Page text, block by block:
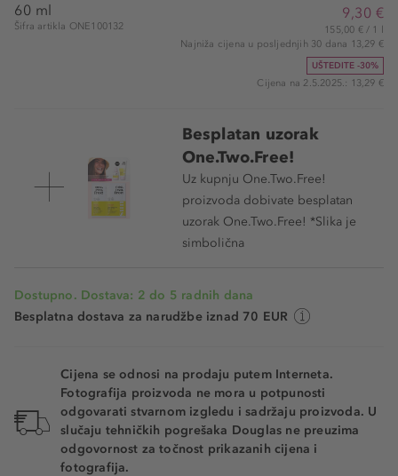
60 ml
Šifra artikla ONE100132
9,30 €
155,00 € / 1 l
Najniža cijena u posljednjih 30 dana 13,29 €
UŠTEDITE -30%
Cijena na 2.5.2025.: 13,29 €
Besplatan uzorak
One.Two.Free!
Uz kupnju One.Two.Free!
proizvoda dobivate besplatan
uzorak One.Two.Free! *Slika je
simbolična
Dostupno. Dostava: 2 do 5 radnih dana
Besplatna dostava za narudžbe iznad 70 EUR
Cijena se odnosi na prodaju putem Interneta.
Fotografija proizvoda ne mora u potpunosti
odgovarati stvarnom izgledu i sadržaju proizvoda. U
slučaju tehničkih pogrešaka Douglas ne preuzima
odgovornost za točnost prikazanih cijena i
fotografija.